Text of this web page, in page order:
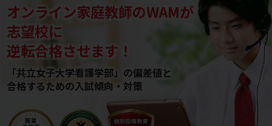
オンライン家庭教師のWAMが
志望校に
逆転合格させます！
「共立女子大学看護学部」の偏差値と
合格するための⼊試傾向・対策